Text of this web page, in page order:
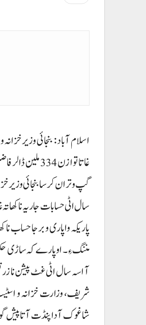
غاتا توازن
پاریکہ واپاری و برجا حساب
مننگ ءِ۔ اوپارے کہ ساڑی
آ اسہ سال اٹی غٹ پیشن نا
شاغوک آ دا پنڈت آتا پیش